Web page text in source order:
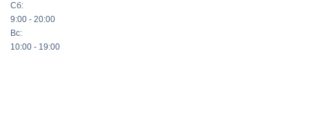
Сб:
9:00 - 20:00
Вс:
10:00 - 19:00